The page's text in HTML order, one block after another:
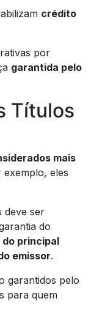
crédito
por
garantida pelo
Títulos
mais
eles
deve ser
do
do principal
emissor.
garantidos pelo
para quem